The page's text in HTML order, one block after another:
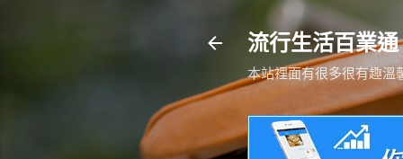
流行生活百業通
本站裡面有很多很有趣溫